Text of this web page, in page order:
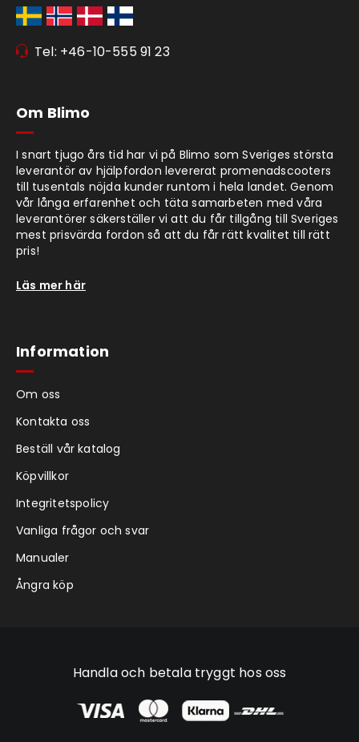
Tel: +46-10-555 91 23
Om Blimo
I snart tjugo års tid har vi på Blimo som Sveriges största
leverantör av hjälpfordon levererat promenadscooters
till tusentals nöjda kunder runtom i hela landet. Genom
vår långa erfarenhet och täta samarbeten med våra
leverantörer säkerställer vi att du får tillgång till Sveriges
mest prisvärda fordon så att du får rätt kvalitet till rätt
pris!
Läs mer här
Information
Om oss
Kontakta oss
Beställ vår katalog
Köpvillkor
Integritetspolicy
Vanliga frågor och svar
Manualer
Ångra köp
Handla och betala tryggt hos oss